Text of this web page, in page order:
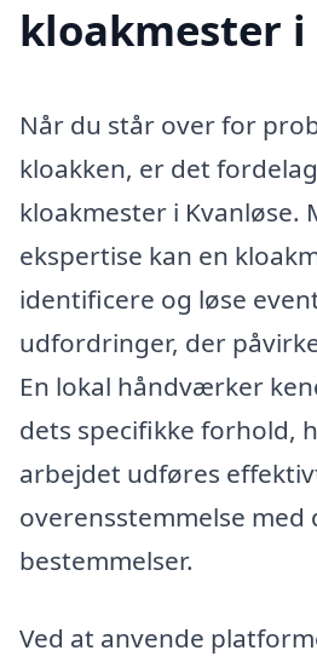
kloakmester i
Når du står over for
kloakken, er det
kloakmester i Kvanløse.
ekspertise kan en
identificere og løse
udfordringer, der
En lokal håndværker
dets specifikke forhold,
arbejdet udføres
overensstemmelse med
bestemmelser.
Ved at anvende